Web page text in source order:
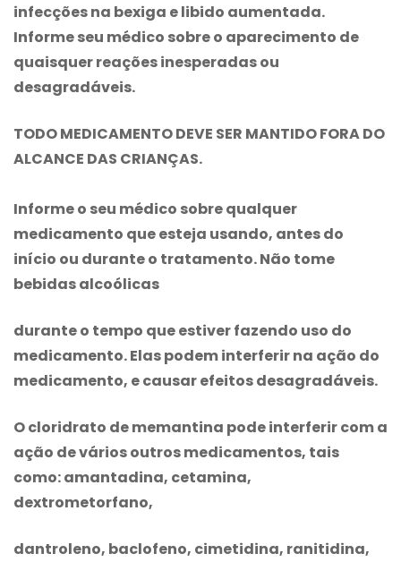
infecções na bexiga e libido aumentada.
Informe seu médico sobre o aparecimento de
quaisquer reações inesperadas ou
desagradáveis.
TODO MEDICAMENTO DEVE SER MANTIDO FORA DO
ALCANCE DAS CRIANÇAS.
Informe o seu médico sobre qualquer
medicamento que esteja usando, antes do
início ou durante o tratamento. Não tome
bebidas alcoólicas
durante o tempo que estiver fazendo uso do
medicamento. Elas podem interferir na ação do
medicamento, e causar efeitos desagradáveis.
Ocloridrato de memantina pode interferir com a
ação de vários outros medicamentos, tais
como: amantadina, cetamina,
dextrometorfano,
dantroleno, baclofeno, cimetidina, ranitidina,